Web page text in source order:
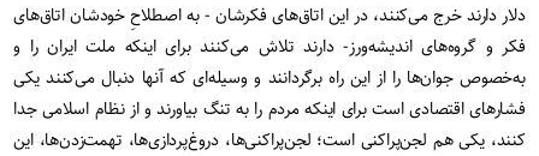
دلار دارند خرج می‌کنند، در این اتاق‌های فکرشان - به اصطلاحِ خودشان اتاق‌های
فکر و گروه‌های اندیشه‌ورز- دارند تلاش می‌کنند برای اینکه ملت ایران را و
به‌خصوص جوان‌ها را از این راه برگردانند و وسیله‌ای که آنها دنبال می‌کنند یکی
فشارهای اقتصادی است برای اینکه مردم را به تنگ بیاورند و از نظام اسلامی جدا
کنند، یکی هم لجن‌پراکنی است؛ لجن‌پراکنی‌ها، دروغ‌پردازی‌ها، تهمت‌زدن‌ها، این